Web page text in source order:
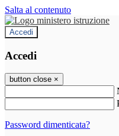
Salta al contenuto
Accedi
Accedi
button close ×
Password dimenticata?